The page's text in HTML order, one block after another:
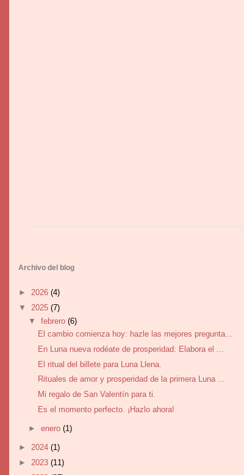
Archivo del blog
► 2026 (4)
▼ 2025 (7)
▼ febrero (6)
El cambio comienza hoy: hazle las mejores pregunta...
En Luna nueva rodéate de prosperidad: Elabora el ...
El ritual del billete para Luna Llena.
Rituales de amor y prosperidad de la primera Luna ...
Mi regalo de San Valentín para ti.
Es el momento perfecto. ¡Hazlo ahora!
► enero (1)
► 2024 (1)
► 2023 (11)